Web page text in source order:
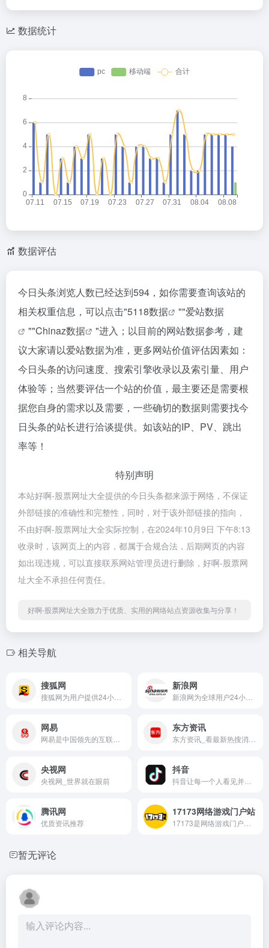
数据统计
数据评估
今日头条浏览人数已经达到594，如你需要查询该站的
相关权重信息，可以点击"5118数据 ""爱站数据
""Chinaz数据
"进入；以目前的网站数据参考，建
议大家请以爱站数据为准，更多网站价值评估因素如：
今日头条的访问速度、搜索引擎收录以及索引量、用户
体验等；当然要评估一个站的价值，最主要还是需要根
据您自身的需求以及需要，一些确切的数据则需要找今
日头条的站长进行洽谈提供。如该站的IP、PV、跳出
率等！
特别声明
本站好啊-股票网址大全提供的今日头条都来源于网络，不保证
外部链接的准确性和完整性，同时，对于该外部链接的指向，
不由好啊-股票网址大全实际控制，在2024年10月9日 下午8:13
收录时，该网页上的内容，都属于合规合法，后期网页的内容
如出现违规，可以直接联系网站管理员进行删除，好啊-股票网
址大全不承担任何责任。
好啊-股票网址大全致力于优质、实用的网络站点资源收集与分享！
相关导航
搜狐网 新浪网
网易 东方资讯
央视网
央视网_世界就在眼前
抖音
腾讯网
优质资讯推荐
17173网络游戏门户站
暂无评论